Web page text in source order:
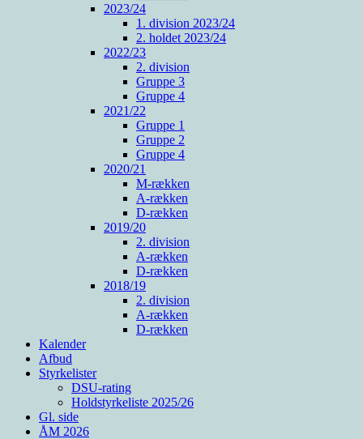
2023/24
1. division 2023/24
2. holdet 2023/24
2022/23
2. division
Gruppe 3
Gruppe 4
2021/22
Gruppe 1
Gruppe 2
Gruppe 4
2020/21
M-rækken
A-rækken
D-rækken
2019/20
2. division
A-rækken
D-rækken
2018/19
2. division
A-rækken
D-rækken
Kalender
Afbud
Styrkelister
DSU-rating
Holdstyrkeliste 2025/26
Gl. side
ÅM 2026